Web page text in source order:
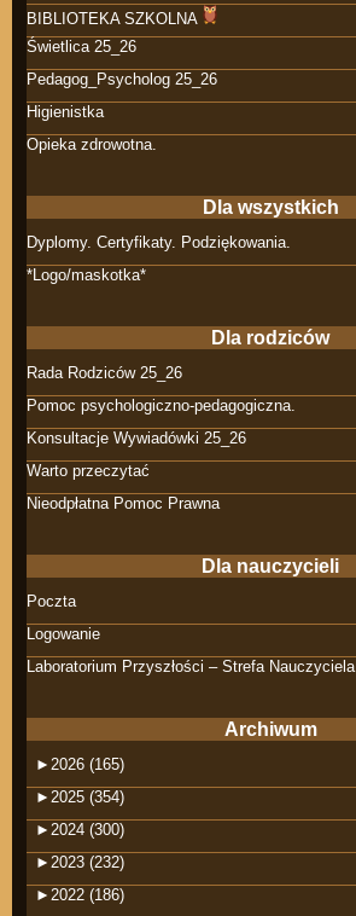
BIBLIOTEKA SZKOLNA
Świetlica 25_26
Pedagog_Psycholog 25_26
Higienistka
Opieka zdrowotna.
Dla wszystkich
Dyplomy. Certyfikaty. Podziękowania.
*Logo/maskotka*
Dla rodziców
Rada Rodziców 25_26
Pomoc psychologiczno-pedagogiczna.
Konsultacje Wywiadówki 25_26
Warto przeczytać
Nieodpłatna Pomoc Prawna
Dla nauczycieli
Poczta
Logowanie
Laboratorium Przyszłości – Strefa Nauczyciela
Archiwum
► 2026 (165)
► 2025 (354)
► 2024 (300)
► 2023 (232)
► 2022 (186)